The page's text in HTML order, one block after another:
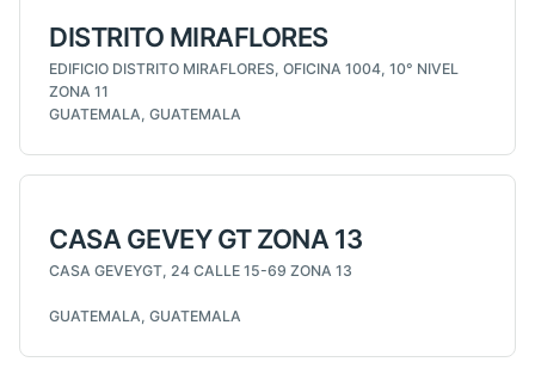
DISTRITO MIRAFLORES
EDIFICIO DISTRITO MIRAFLORES, OFICINA 1004, 10° NIVEL
ZONA 11
GUATEMALA, GUATEMALA
CASA GEVEY GT ZONA 13
CASA GEVEYGT, 24 CALLE 15-69 ZONA 13
GUATEMALA, GUATEMALA